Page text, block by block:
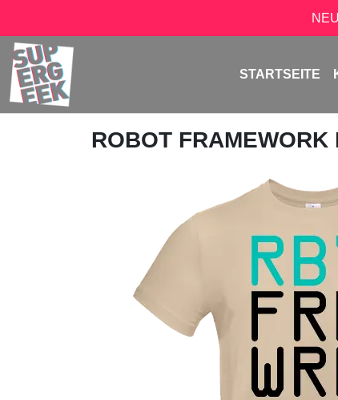
STARTSEITE
ROBOT FRAMEWORK